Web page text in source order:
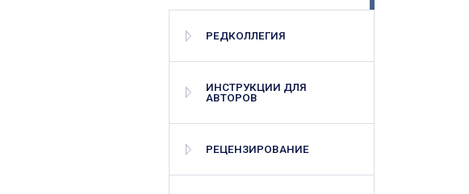
РЕДКОЛЛЕГИЯ
ИНСТРУКЦИИ ДЛЯ
АВТОРОВ
РЕЦЕНЗИРОВАНИЕ